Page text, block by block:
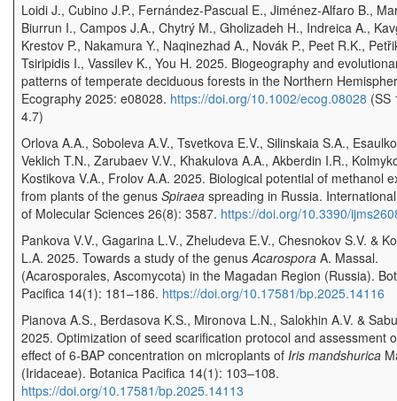
Loidi J., Cubino J.P., Fernández-Pascual E., Jiménez-Alfaro B.,
Biurrun I., Campos J.A., Chytrý M., Gholizadeh H., Indreica A.,
Krestov P., Nakamura Y., Naqinezhad A., Novák P., Peet R.K.,
Tsiripidis I., Vassilev K., You H. 2025. Biogeography and
patterns of temperate deciduous forests in the Northern
Ecography 2025: e08028. https://doi.org/10.1002/ecog.08028 (SS
4.7)
Orlova A.A., Soboleva A.V., Tsvetkova E.V., Silinskaia S.A.,
Veklich T.N., Zarubaev V.V., Khakulova A.A., Akberdin I.R.,
Kostikova V.A., Frolov A.A. 2025. Biological potential of methanol
from plants of the genus Spiraea spreading in Russia.
of Molecular Sciences 26(8): 3587. https://doi.org/10.3390/
Pankova V.V., Gagarina L.V., Zheludeva E.V., Chesnokov S.V. &
L.A. 2025. Towards a study of the genusAcarospora A. Massal.
(Acarosporales, Ascomycota) in the Magadan Region (Russia).
Pacifica 14(1): 181–186. https://doi.org/10.17581/bp.2025.14116
Pianova A.S., Berdasova K.S., Mironova L.N., Salokhin A.V. &
2025. Optimization of seed scarification protocol and assessment
effect of 6-BAP concentration on microplants of Iris mandshurica
(Iridaceae). Botanica Pacifica 14(1): 103–108.
https://doi.org/10.17581/bp.2025.14113